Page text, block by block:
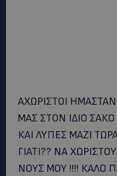
ΑΧΩΡΙΣΤΟΙ
ΜΑΣ ΣΤΟΝ ΙΔΙΟ ΣΑΚΟ
ΚΑΙ ΛΥΠΕΣ ΜΑΖΙ ΤΩΡΑ
ΓΙΑΤΙ?? ΝΑ
ΝΟΥΣ ΜΟΥ !!!! ΚΑΛΟ